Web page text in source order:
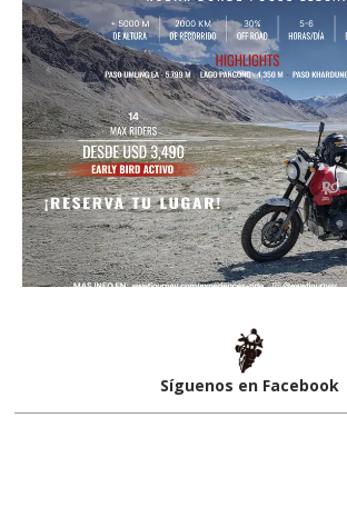
Síguenos en Facebook